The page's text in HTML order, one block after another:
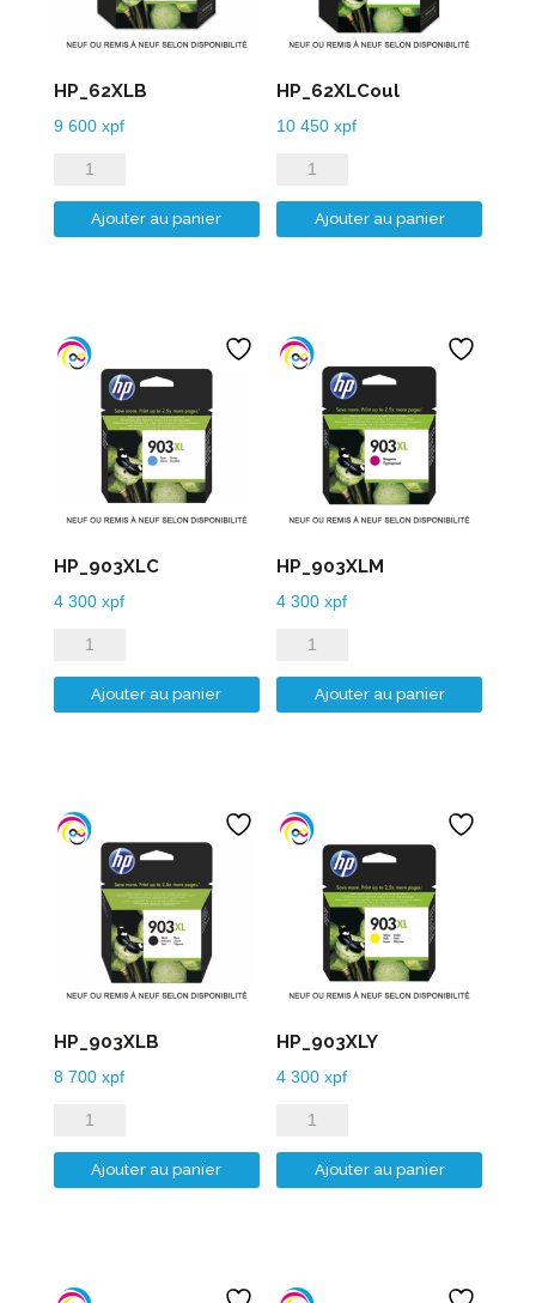
HP_62XLB
9 600 xpf
quantité
de
HP_62XLB
Ajouter au panier
HP_62XLCoul
10 450xpf
quantité
de
HP_62XLCoul
Ajouter au panier
HP_903XLC
4 300 xpf
quantité
de
HP_903XLC
Ajouter au panier
HP_903XLM
4 300xpf
quantité
de
HP_903XLM
Ajouter au panier
HP_903XLB
8 700 xpf
quantité
de
HP_903XLB
Ajouter au panier
HP_903XLY
4 300xpf
quantité
de
HP_903XLY
Ajouter au panier